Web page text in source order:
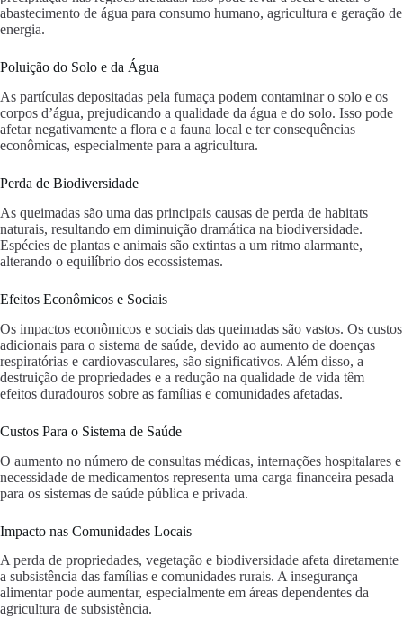
abastecimento de água para consumo humano, agricultura e geração de
energia.
Poluição do Solo e da Água
As partículas depositadas pela fumaça podem contaminar o solo e os
corpos d’água, prejudicando a qualidade da água e do solo. Isso pode
afetar negativamente a flora e a fauna local e ter consequências
econômicas, especialmente para a agricultura.
Perda de Biodiversidade
As queimadas são uma das principais causas de perda de habitats
naturais, resultando em diminuição dramática na biodiversidade.
Espécies de plantas e animais são extintas a um ritmo alarmante,
alterando o equilíbrio dos ecossistemas.
Efeitos Econômicos e Sociais
Os impactos econômicos e sociais das queimadas são vastos. Os custos
adicionais para o sistema de saúde, devido ao aumento de doenças
respiratórias e cardiovasculares, são significativos. Além disso, a
destruição de propriedades e a redução na qualidade de vida têm
efeitos duradouros sobre as famílias e comunidades afetadas.
Custos Para o Sistema de Saúde
O aumento no número de consultas médicas, internações hospitalares e
necessidade de medicamentos representa uma carga financeira pesada
para os sistemas de saúde pública e privada.
Impacto nas Comunidades Locais
A perda de propriedades, vegetação e biodiversidade afeta diretamente
a subsistência das famílias e comunidades rurais. A insegurança
alimentar pode aumentar, especialmente em áreas dependentes da
agricultura de subsistência.